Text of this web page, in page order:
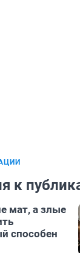
к
мат, а злые
способен